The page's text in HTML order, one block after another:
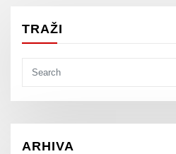
TRAŽI
ARHIVA